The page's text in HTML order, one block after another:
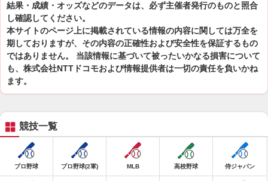
結果・成績・オッズなどのデータは、必ず主催者発行のものと照合
し確認してください。
本サイトのページ上に掲載されている情報の内容に関しては万全を
期しておりますが、その内容の正確性および安全性を保証するもの
ではありません。 当該情報に基づいて被ったいかなる損害について
も、株式会社NTTドコモおよび情報提供者は一切の責任を負いかね
ます。
競技一覧
プロ野球 プロ野球(2軍) MLB 高校野球 侍ジャパン